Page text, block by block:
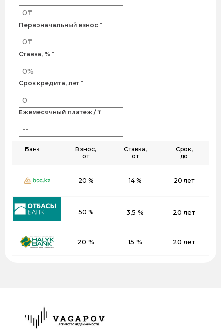
Первоначальный взнос *
Ставка, % *
Срок кредита, лет *
Ежемесячный платеж / ₸
Банк
Взнос,
от
Ставка,
от
Срок,
до
20 % 14 % 20 лет
50 % 3,5 % 20 лет
20 % 15 % 20 лет